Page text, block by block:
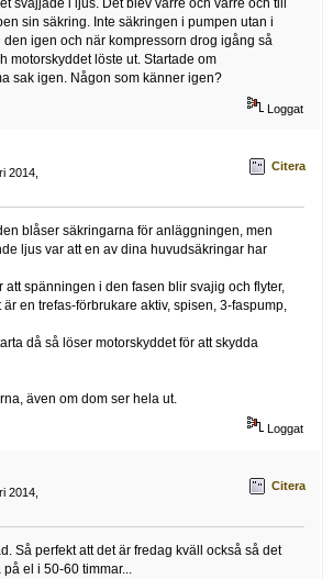
svajjade i ljus. Det blev värre och värre och till
sin säkring. Inte säkringen i pumpen utan i
igen och när kompressorn drog igång så
motorskyddet löste ut. Startade om
sak igen. Någon som känner igen?
Loggat
2014,
Citera
blåser säkringarna för anläggningen, men
ljus var att en av dina huvudsäkringar har
att spänningen i den fasen blir svajig och flyter,
en trefas-förbrukare aktiv, spisen, 3-faspump,
då så löser motorskyddet för att skydda
även om dom ser hela ut.
Loggat
2014,
Citera
Så perfekt att det är fredag kväll också så det
el i 50-60 timmar...